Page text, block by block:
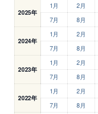
2025年
1月 2月
7月
8月
2024年
1月 2月
7月
8月
2023年
1月 2月
7月
8月
2022年
1月 2月
7月
8月